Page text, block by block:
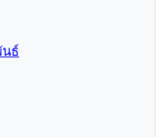
นธ์